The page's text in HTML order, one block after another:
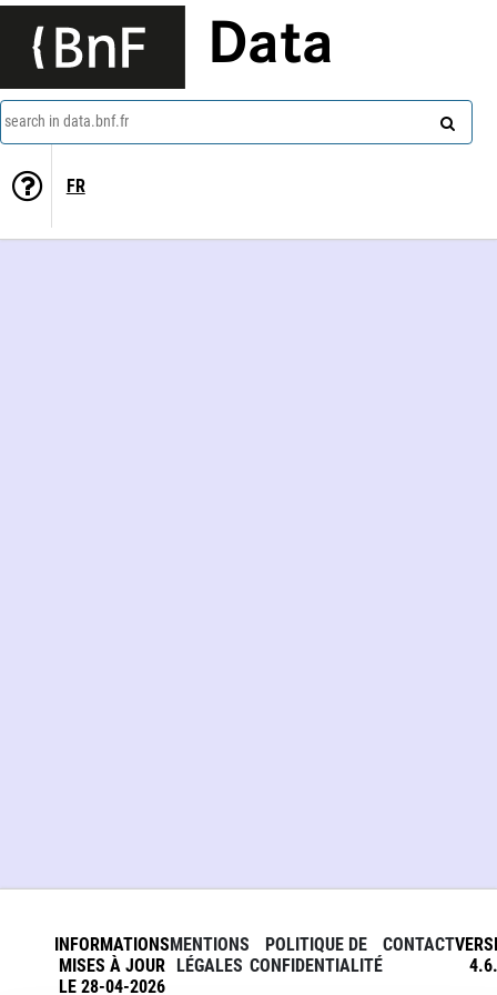
Data
search in data.bnf.fr
FR
INFORMATIONS
MISES À JOUR
LE 28-04-2026
MENTIONS
LÉGALES
POLITIQUE DE
CONFIDENTIALITÉ
CONTACT